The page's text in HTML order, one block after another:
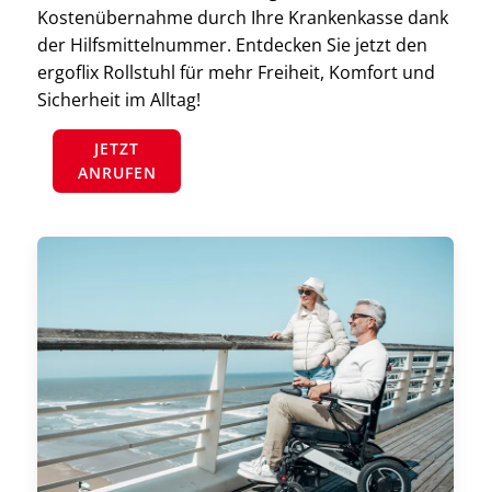
Kostenübernahme durch Ihre Krankenkasse dank
der Hilfsmittelnummer. Entdecken Sie jetzt den
ergoflix Rollstuhl für mehr Freiheit, Komfort und
Sicherheit im Alltag!
JETZT
ANRUFEN